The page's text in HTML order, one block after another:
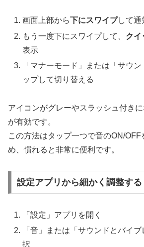
画面上部から 下にスワイプして通
もう一度下にスワイプして、 クイ
表示
「マナーモード」または「サウ
ップして切り替える
アイコンがグレーやスラッシュ付き
が有効です。
この方法はタップ一つで音のON/OFF
め、慣れると非常に便利です。
設定アプリから細かく調整する
「設定」アプリを開く
「音」または「サウンドとバイ
択